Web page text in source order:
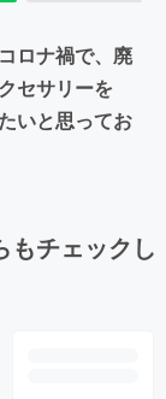
ロナ禍で、廃
セサリーを
いと思ってお
もチェックし